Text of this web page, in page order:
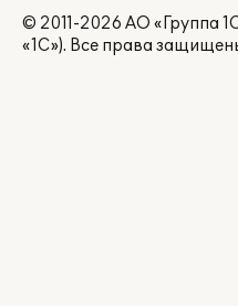
© 2011-2026 АО «Группа
«1С»). Все права